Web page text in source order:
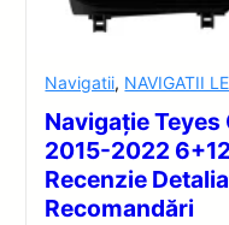
Navigatii, NAVIGATII
Navigație Teyes
2015-2022
Recenzie
Recomandări